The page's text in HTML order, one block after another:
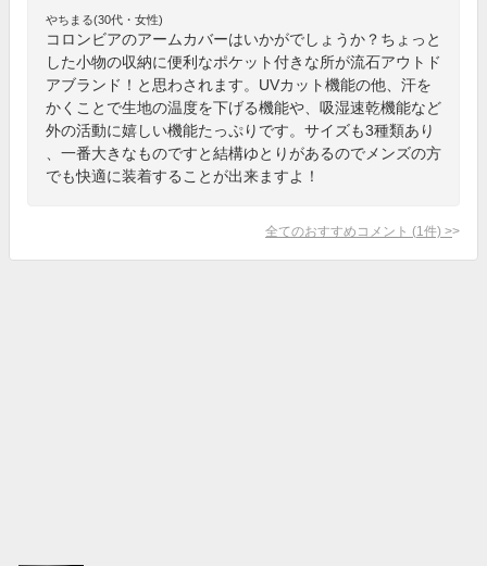
やちまる(30代・女性)
コロンビアのアームカバーはいかがでしょうか？ちょっと
した小物の収納に便利なポケット付きな所が流石アウトド
アブランド！と思わされます。UVカット機能の他、汗を
かくことで生地の温度を下げる機能や、吸湿速乾機能など
外の活動に嬉しい機能たっぷりです。サイズも3種類あり
、一番大きなものですと結構ゆとりがあるのでメンズの方
でも快適に装着することが出来ますよ！
全てのおすすめコメント (1 件) >